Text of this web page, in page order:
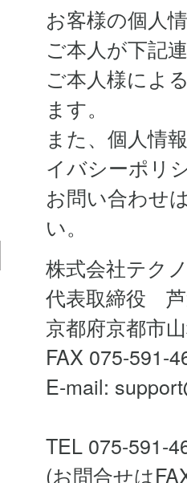
お客様の個人
ご本人が下記
ご本人様によ
ます。
また、個人情
イバシーポリ
お問い合わせ
い。
株式会社テク
代表取締役
京都府京都市
FAX 075-591-
E-mail:
TEL 075-591-
(お問合せは